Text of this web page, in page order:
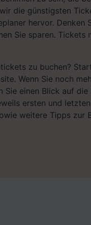
die günstigsten
hervor. Denken
Sie sparen.
zu buchen?
Wenn Sie noch
Sie einen Blick auf
ersten und
weitere Tipps zur